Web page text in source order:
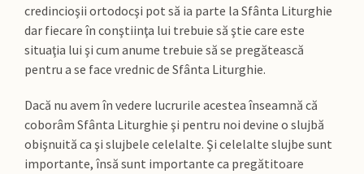
credincioşii ortodocşi pot să ia parte la Sfânta Liturghie
dar fiecare în conştiinţa lui trebuie să ştie care este
situaţia lui şi cum anume trebuie să se pregătească
pentru a se face vrednic de Sfânta Liturghie.
Dacă nu avem în vedere lucrurile acestea înseamnă că
coborâm Sfânta Liturghie şi pentru noi devine o slujbă
obişnuită ca şi slujbele celelalte. Şi celelalte slujbe sunt
importante, însă sunt importante ca pregătitoare